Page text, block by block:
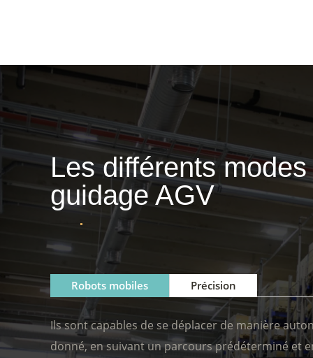
Les différents
guidage AGV
Robots mobiles Précision
Ils sont capables de se déplacer de manière
donné, en suivant un parcours prédéterminé et